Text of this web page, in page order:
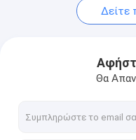
Δείτε
Θα